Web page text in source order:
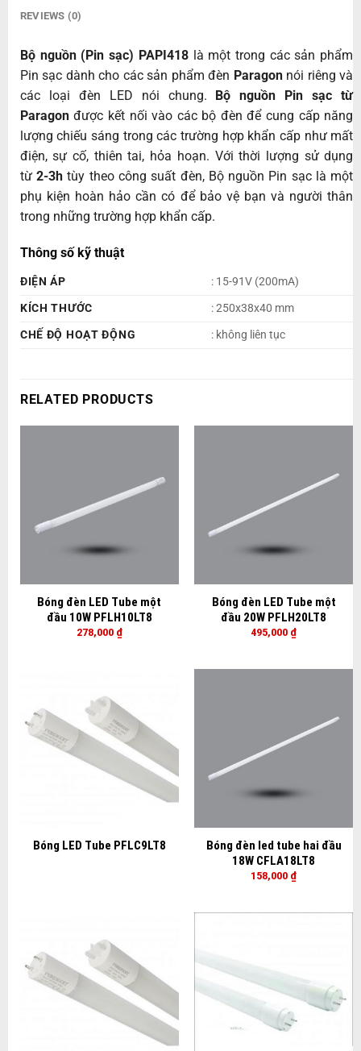
REVIEWS (0)
Bộ nguồn (Pin sạc) PAPI418là một trong các sản phẩm
Pin sạc dành cho các sản phẩm đèn Paragon nói riêng và
các loại đèn LED nói chung. Bộ nguồn Pin sạc từ
Paragonđược kết nối vào các bộ đèn để cung cấp năng
lượng chiếu sáng trong các trường hợp khẩn cấp như mất
điện, sự cố, thiên tai, hỏa hoạn. Với thời lượng sử dụng
từ2-3h tùy theo công suất đèn, Bộ nguồn Pin sạc là một
phụ kiện hoàn hảo cần có để bảo vệ bạn và người thân
trong những trường hợp khẩn cấp.
Thông số kỹ thuật
ĐIỆN ÁP
: 15-91V (200mA)
KÍCH THƯỚC
: 250x38x40 mm
CHẾ ĐỘ HOẠT ĐỘNG
: không liên tục
RELATED PRODUCTS
Bóng đèn LED Tube một
đầu 10W PFLH10LT8
278,000 ₫
Bóng đèn LED Tube một
đầu 20W PFLH20LT8
495,000 ₫
Bóng LED Tube PFLC9LT8
Bóng đèn led tube hai đầu
18W CFLA18LT8
158,000 ₫